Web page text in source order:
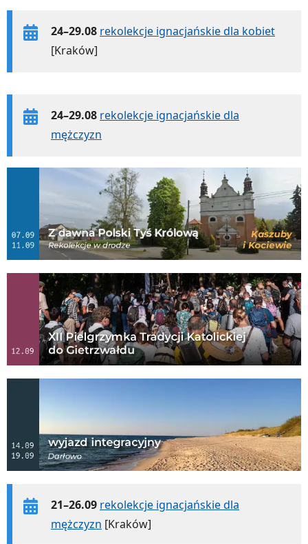
24–29.08 rekolekcje ignacjańskie dla kobiet
[Kraków]
24–29.08 rekolekcje ignacjańskie dla
mężczyzn
21–26.09 rekolekcje ignacjańskie dla
mężczyzn [Kraków]